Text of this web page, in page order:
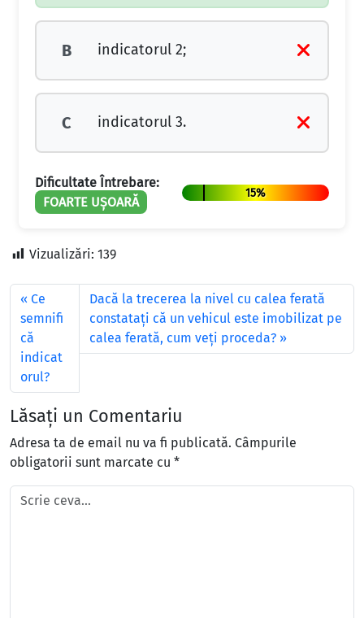
B indicatorul 2;
C indicatorul 3.
Dificultate Întrebare:
FOARTE UȘOARĂ
15%
Vizualizări: 139
Ce
semnifi
că
indicat
orul?
Dacă la trecerea la nivel cu calea ferată
constataţi că un vehicul este imobilizat pe
calea ferată, cum veţi proceda?
Lăsați un Comentariu
Adresa ta de email nu va fi publicată. Câmpurile
obligatorii sunt marcate cu *